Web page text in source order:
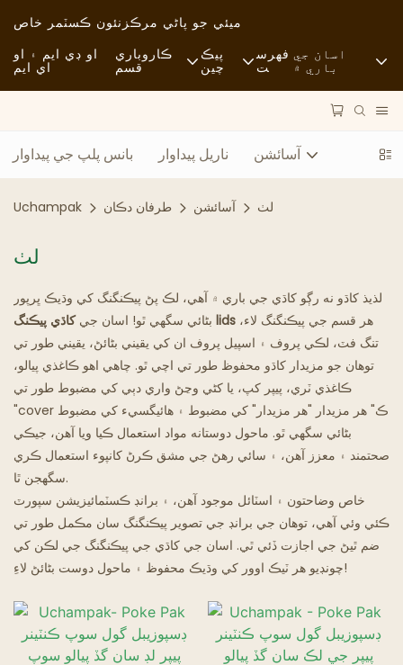
نئون ڪسٽمر خاص ميئي جو پاڻي مرڪز
او ڊي ايم ۽ او
اي ايم
ڪاروباري
قسم
آرامده
کاڌي جا ٽرڪ
بيڪري
چِڪَ وارو چمچو
گھوسٽ ريسٽورنٽ
پيڪ
چين
آمد و رفت
فهرس
ت
اسان جي
باري ۾
استحڪام بانس پلپ جي پيداوار ناريل پيداوار آسائشن
Uchampak طرفان دڪان آسائشن لٺ
لٺ
لذيذ کاڌو نه رڳو کاڌي جي باري ۾ آهي، لڪ پڻ پيڪنگنگ کي وڌيڪ ڀرپور
بڻائي سگهي ٿو! اسان جي کاڌي پيڪنگ lids هر قسم جي پيڪنگنگ لاء،
تنگ فٽ، لڪي پروف ۽ اسپيل پروف ان کي يقيني بڻائڻ، يقيني طور تي
توهان جو مزيدار کاڌو محفوظ طور تي اچي ٿو. چاهي اهو ڪاغذي پيالو،
ڪاغذي ٽري، پيپر کپ، يا کڻي وڃڻ واري دٻي کي مضبوط طور تي
"cover ڪ" هر مزيدار "هر مزيدار" کي مضبوط ۽ هائيگسيء کي مضبوط
بڻائي سگهي ٿو. ماحول دوستانه مواد استعمال ڪيا ويا آهن، جيڪي
صحتمند ۽ معزز آهن، ۽ سائي رهڻ جي مشق ڪرڻ کانپوء استعمال ڪري
سگهجن ٿا.
خاص وضاحتون ۽ اسٽائل موجود آهن، ۽ برانڊ ڪسٽمائيزيشن سپورٽ
ڪئي وئي آهي، توهان جي برانڊ جي تصوير پيڪنگنگ سان مڪمل طور تي
ضم ٿيڻ جي اجازت ڏئي ٿي. اسان جي کاڌي جي پيڪنگنگ جي لڪن کي
چونڊيو هر ٽيڪ اوور کي وڌيڪ محفوظ ۽ ماحول دوست بڻائڻ لاءِ!